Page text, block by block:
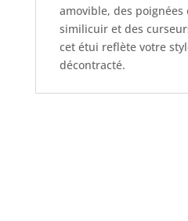
amovible, des poignées
similicuir et des
cet étui reflète votre
décontracté.